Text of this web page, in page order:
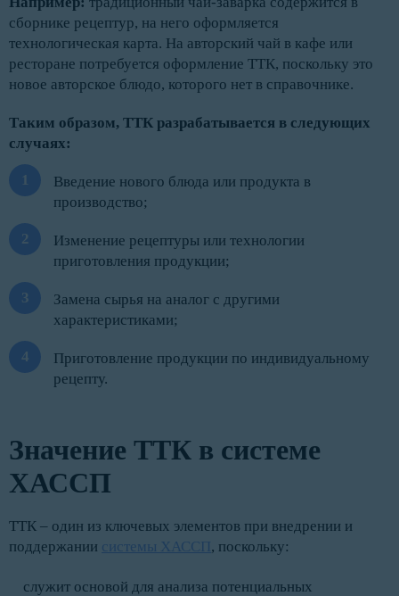
сборнике рецептур, на него оформляется
технологическая карта. На авторский чай в кафе или
ресторане потребуется оформление ТТК, поскольку это
новое авторское блюдо, которого нет в справочнике.
Таким образом, ТТК разрабатывается в следующих
случаях:
Введение нового блюда или продукта в
производство;
Изменение рецептуры или технологии
приготовления продукции;
Замена сырья на аналог с другими
характеристиками;
Приготовление продукции по индивидуальному
рецепту.
Значение ТТК в системе
ХАССП
ТТК – один из ключевых элементов при внедрении и
поддержании системы ХАССП, поскольку:
служит основой для анализа потенциальных